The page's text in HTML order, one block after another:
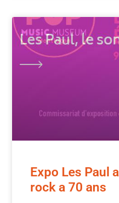
Expo Les Paul
rock a 70 ans